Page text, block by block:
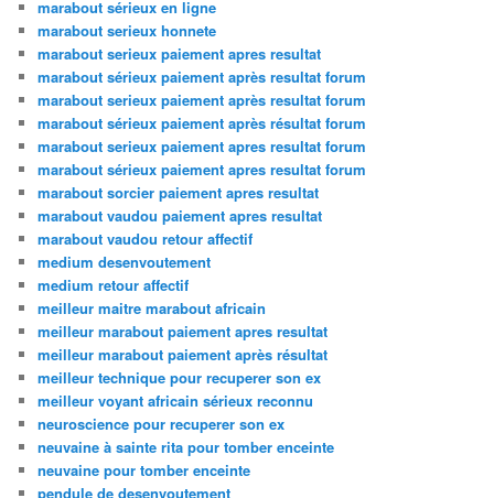
marabout sérieux en ligne
marabout serieux honnete
marabout serieux paiement apres resultat
marabout sérieux paiement après resultat forum
marabout serieux paiement après resultat forum
marabout sérieux paiement après résultat forum
marabout serieux paiement apres resultat forum
marabout sérieux paiement apres resultat forum
marabout sorcier paiement apres resultat
marabout vaudou paiement apres resultat
marabout vaudou retour affectif
medium desenvoutement
medium retour affectif
meilleur maitre marabout africain
meilleur marabout paiement apres resultat
meilleur marabout paiement après résultat
meilleur technique pour recuperer son ex
meilleur voyant africain sérieux reconnu
neuroscience pour recuperer son ex
neuvaine à sainte rita pour tomber enceinte
neuvaine pour tomber enceinte
pendule de desenvoutement